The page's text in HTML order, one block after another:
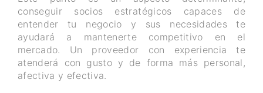
conseguir socios estratégicos capaces de
entender tu negocio y sus necesidades te
ayudará a mantenerte competitivo en el
mercado. Un proveedor con experiencia te
atenderá con gusto y de forma más personal,
afectiva y efectiva.